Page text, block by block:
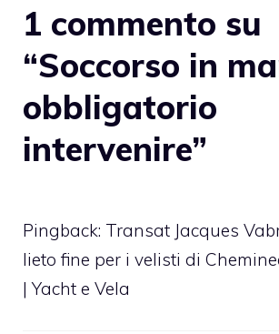
1 commento su
“Soccorso in
obbligatorio
intervenire”
Pingback: Transat Jacques
lieto fine per i velisti di
| Yacht e Vela